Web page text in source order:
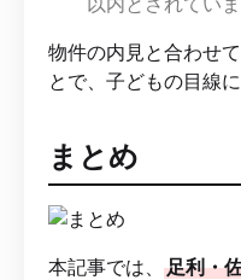
物件の内見と合わせ
とで、子どもの目線
まとめ
本記事では、 足利・